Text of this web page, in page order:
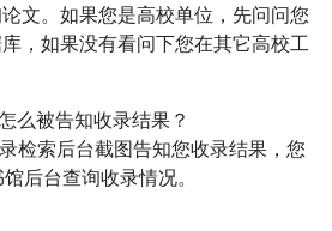
文。如果您是高校单位，先问问您
，如果没有看问下您在其它高校工
么被告知收录结果？
检索后台截图告知您收录结果，您
后台查询收录情况。